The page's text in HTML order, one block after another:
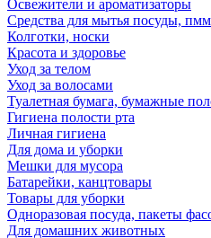
Освежители и ароматизаторы
Средства для мытья посуды, пмм
Колготки, носки
Красота и здоровье
Уход за телом
Уход за волосами
Туалетная бумага, бумажные
Гигиена полости рта
Личная гигиена
Для дома и уборки
Мешки для мусора
Батарейки, канцтовары
Товары для уборки
Одноразовая посуда, пакеты
Для домашних животных